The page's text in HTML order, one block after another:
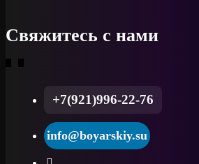
Свяжитесь с нами
+7(921)996-22-76
info@boyarskiy.su